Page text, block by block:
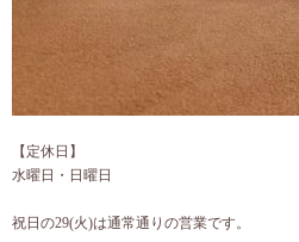
【定休日】
水曜日・日曜日
祝日の29(火)は通常通りの営業です。